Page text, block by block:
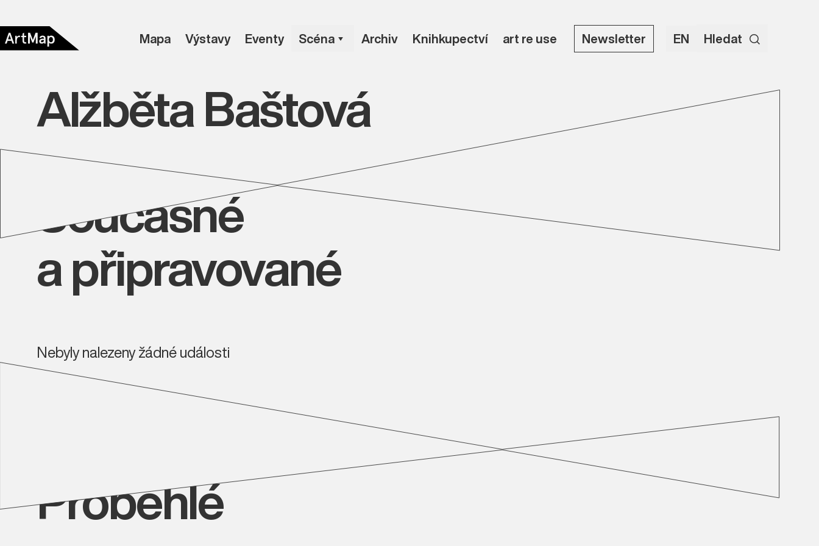
Mapa Výstavy Eventy Scéna Archiv Knihkupectví art re use Newsletter EN Hledat
Alžběta Baštová
Současné
a připravované
Nebyly nalezeny žádné události
Proběhlé